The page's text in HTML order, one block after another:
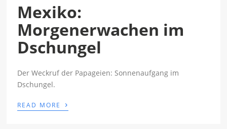
Mexiko:
Morgenerwachen im
Dschungel
Der Weckruf der Papageien: Sonnenaufgang im
Dschungel.
READ MORE ›